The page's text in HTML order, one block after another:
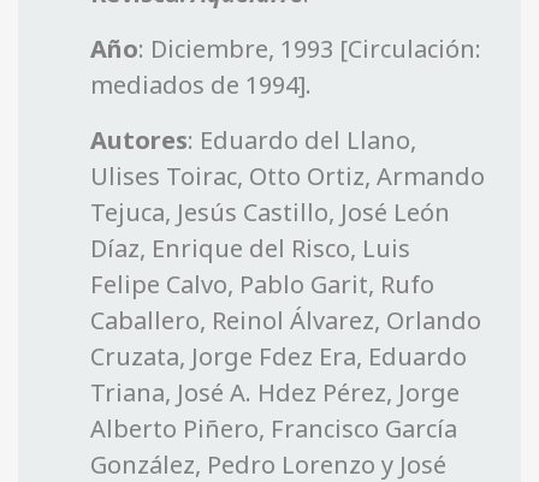
Año: Diciembre, 1993 [Circulación:
mediados de 1994].
Autores: Eduardo del Llano,
Ulises Toirac, Otto Ortiz, Armando
Tejuca, Jesús Castillo, José León
Díaz, Enrique del Risco, Luis
Felipe Calvo, Pablo Garit, Rufo
Caballero, Reinol Álvarez, Orlando
Cruzata, Jorge Fdez Era, Eduardo
Triana, José A. Hdez Pérez, Jorge
Alberto Piñero, Francisco García
González, Pedro Lorenzo y José